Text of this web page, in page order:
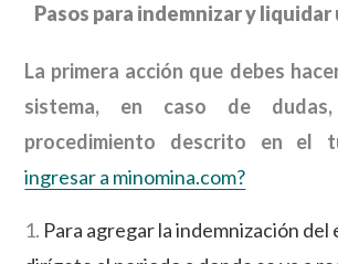
Pasos para indemnizar y
La primera acción que debes
sistema, en caso de
procedimiento descrito en el
ingresar a minomina.com?
1. Para agregar la indemnización del